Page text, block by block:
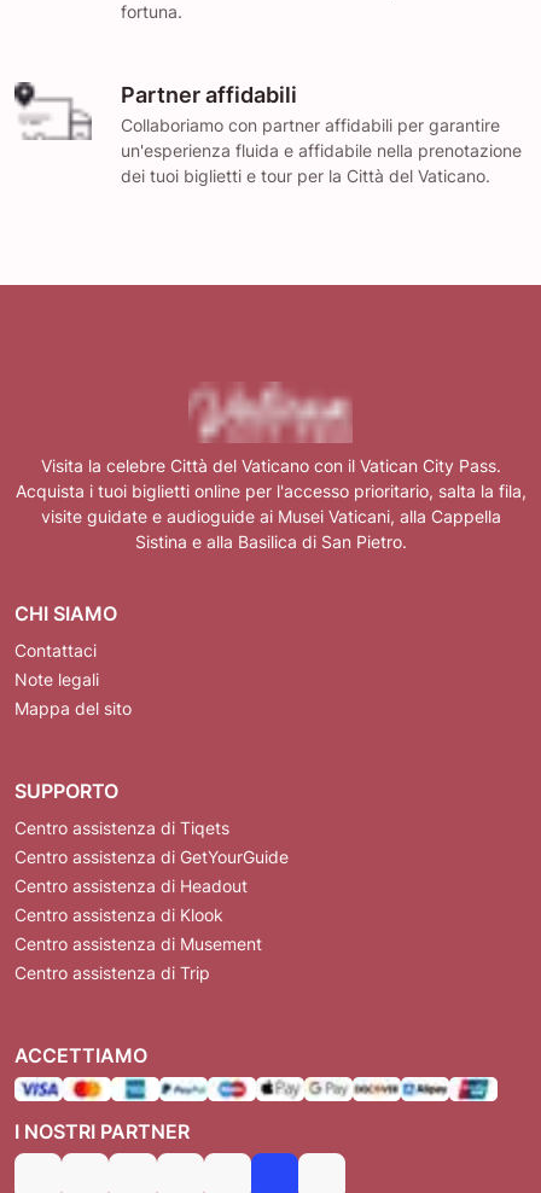
fortuna.
Partner affidabili
Collaboriamo con partner affidabili per garantire
un'esperienza fluida e affidabile nella prenotazione
dei tuoi biglietti e tour per la Città del Vaticano.
Visita la celebre Città del Vaticano con il Vatican City Pass.
Acquista i tuoi biglietti online per l'accesso prioritario, salta la fila,
visite guidate e audioguide ai Musei Vaticani, alla Cappella
Sistina e alla Basilica di San Pietro.
CHI SIAMO
Contattaci
Note legali
Mappa del sito
SUPPORTO
Centro assistenza di Tiqets
Centro assistenza di GetYourGuide
Centro assistenza di Headout
Centro assistenza di Klook
Centro assistenza di Musement
Centro assistenza di Trip
ACCETTIAMO
I NOSTRI PARTNER